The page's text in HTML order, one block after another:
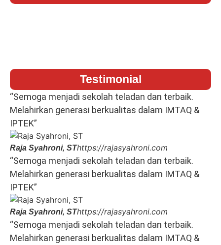
Testimonial
“Semoga menjadi sekolah teladan dan terbaik.
Melahirkan generasi berkualitas dalam IMTAQ &
IPTEK”
Raja Syahroni, SThttps://rajasyahroni.com
“Semoga menjadi sekolah teladan dan terbaik.
Melahirkan generasi berkualitas dalam IMTAQ &
IPTEK”
Raja Syahroni, SThttps://rajasyahroni.com
“Semoga menjadi sekolah teladan dan terbaik.
Melahirkan generasi berkualitas dalam IMTAQ &